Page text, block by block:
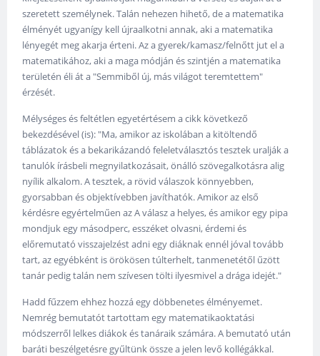
szeretett személynek. Talán nehezen hihető, de a matematika
élményét ugyanígy kell újraalkotni annak, aki a matematika
lényegét meg akarja érteni. Az a gyerek/kamasz/felnőtt jut el a
matematikához, aki a maga módján és szintjén a matematika
területén éli át a "Semmiből új, más világot teremtettem"
érzését.
Mélységes és feltétlen egyetértésem a cikk következő
bekezdésével (is): "Ma, amikor az iskolában a kitöltendő
táblázatok és a bekarikázandó feleletválasztós tesztek uralják a
tanulók írásbeli megnyilatkozásait, önálló szövegalkotásra alig
nyílik alkalom. A tesztek, a rövid válaszok könnyebben,
gyorsabban és objektívebben javíthatók. Amikor az első
kérdésre egyértelműen az A válasz a helyes, és amikor egy pipa
mondjuk egy másodperc, esszéket olvasni, érdemi és
előremutató visszajelzést adni egy diáknak ennél jóval tovább
tart, az egyébként is örökösen túlterhelt, tanmenetétől űzött
tanár pedig talán nem szívesen tölti ilyesmivel a drága idejét."
Hadd fűzzem ehhez hozzá egy döbbenetes élményemet.
Nemrég bemutatót tartottam egy matematikaoktatási
módszerről lelkes diákok és tanáraik számára. A bemutató után
baráti beszélgetésre gyűltünk össze a jelen levő kollégákkal.